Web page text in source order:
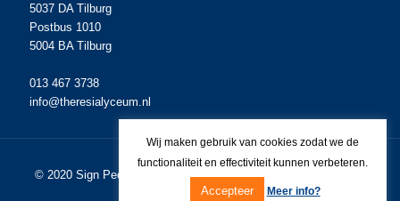
5037 DA Tilburg
Postbus 1010
5004 BA Tilburg
013 467 3738
info@theresialyceum.nl
© 2020 Sign People Ontwerp en realisatie voor Theresialyceum.
Wij maken gebruik van cookies zodat we de
functionaliteit en effectiviteit kunnen verbeteren.
Accepteer Meer info?